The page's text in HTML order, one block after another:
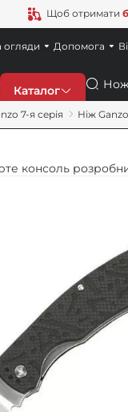
Щоб отримати
Каталог
Мультитули
Газові пальники
Пошук
огляди Допомога
7-я серія Ніж
консоль